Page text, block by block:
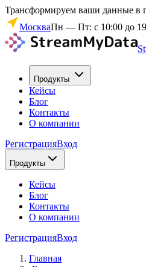
Трансформируем ваши данные в
МоскваПн — Пт: с 10:00 до
Продукты
Кейсы
Блог
Контакты
О компании
РегистрацияВход
Продукты
Кейсы
Блог
Контакты
О компании
РегистрацияВход
Главная